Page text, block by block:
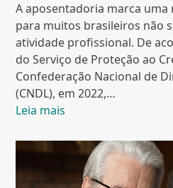
A aposentadoria marca uma
para muitos brasileiros não
atividade profissional. De
do Serviço de Proteção ao
Confederação Nacional de
(CNDL), em 2022,…
Leia mais